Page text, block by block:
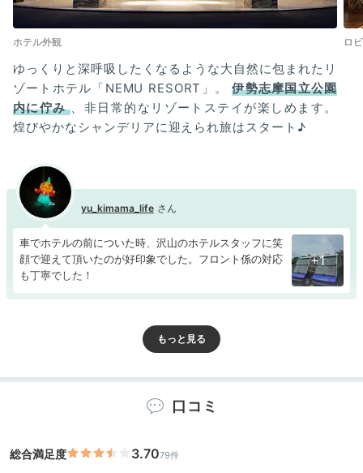
ホテル外観 ロ
ゆっくりと深呼吸したくなるような大自然に包まれたリ
ゾートホテル「NEMU RESORT」。伊勢志摩国立公園
内に佇み、非日常的なリゾートステイが楽しめます。
煌びやかなシャンデリアに迎えられ旅はスタート♪
yu_kimama_life
車でホテルの前についた時、沢山のホテルスタッフに笑
顔で迎えて頂いたのが好印象でした。フロント係の対応
も丁寧でした！
+1
15:30
窓からは雄大な大自然
非日常的なひと時を
口コミ
総合満足度 3.7079件